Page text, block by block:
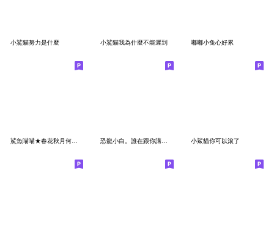
小鯊貓努力是什麼 小鯊貓我為什麼不能遲到 嘟嘟小兔心好累
鯊魚喵喵★春花秋月何時了,不回訊息剁小鳥 恐龍小白。誰在跟你講道理 小鯊貓你可以滾了